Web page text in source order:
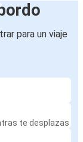
para un viaje
te desplazas